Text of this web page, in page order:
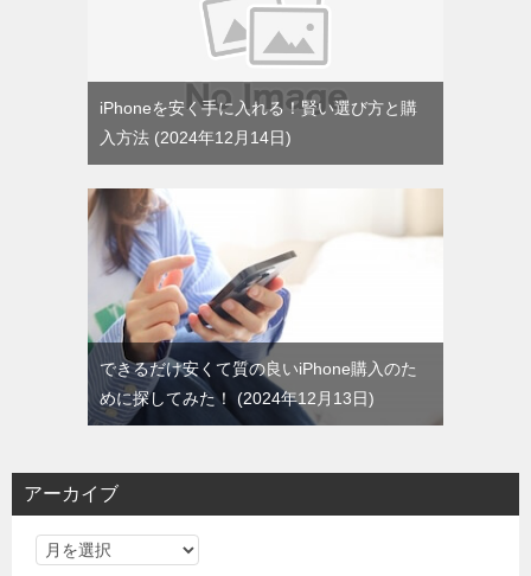
iPhoneを安く手に入れる！賢い選び方と購
入方法
2024年12月14日
できるだけ安くて質の良いiPhone購入のた
めに探してみた！
2024年12月13日
アーカイブ
ア